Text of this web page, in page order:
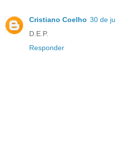
Cristiano Coelho 30 de
D.E.P.
Responder